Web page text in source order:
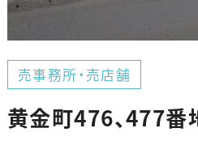
売事務所・売店舗
黄金町476、477番